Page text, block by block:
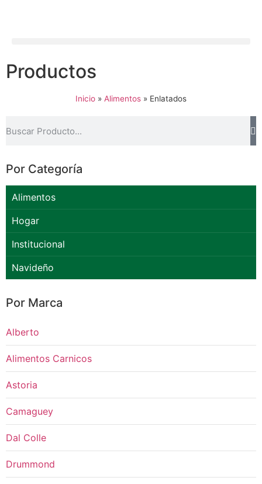
Productos
Inicio » Alimentos » Enlatados
Por Categoría
Alimentos
Hogar
Institucional
Navideño
Por Marca
Alberto
Alimentos Carnicos
Astoria
Camaguey
Dal Colle
Drummond